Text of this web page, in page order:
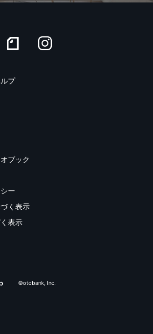
プ
ブック
ー
く表示
表示
©otobank, Inc.